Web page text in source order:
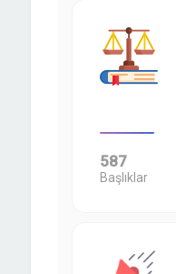
587
Başlıklar